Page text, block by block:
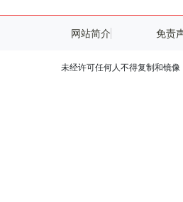
网站简介 免责
未经许可任何人不得复制和镜